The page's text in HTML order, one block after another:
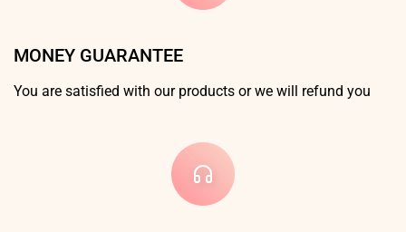
MONEY GUARANTEE
You are satisfied with our products or we will refund you